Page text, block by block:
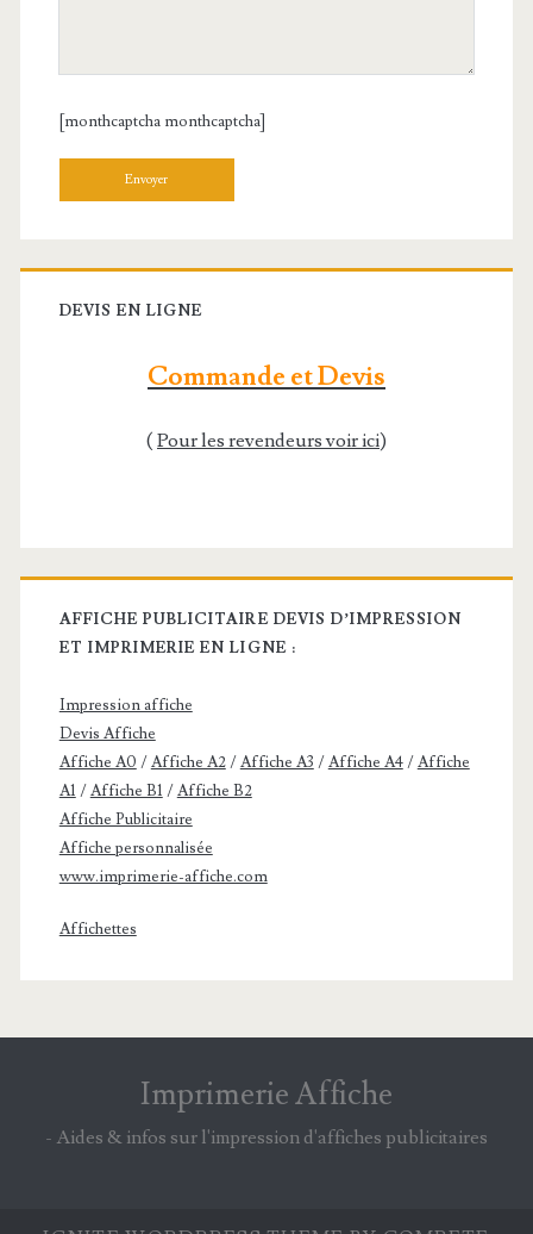
[monthcaptcha monthcaptcha]
DEVIS EN LIGNE
Commande et Devis
( Pour les revendeurs voir ici)
AFFICHE PUBLICITAIRE DEVIS D’IMPRESSION
ET IMPRIMERIE EN LIGNE :
Impression affiche
Devis Affiche
Affiche A0 /Affiche A2/Affiche A3 /Affiche A4/Affiche
A1 /Affiche B1 /Affiche B2
Affiche Publicitaire
Affiche personnalisée
www.imprimerie-affiche.com
Affichettes
Imprimerie Affiche
- Aides & infos sur l'impression d'affiches publicitaires